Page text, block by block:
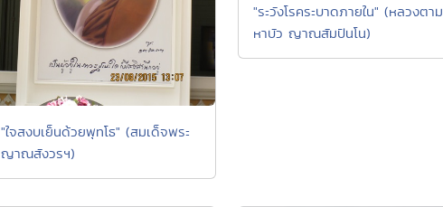
"ใจสงบเย็นด้วยพุทโธ" (สมเด็จพระ
ญาณสังวรฯ)
"ระวังโรคระบาดภายใน" (หลวงตาม
หาบัว ญาณสัมปันโน)